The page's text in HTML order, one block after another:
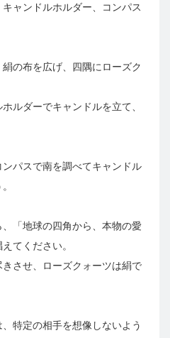
ャンドルホルダー、コンパス
の布を広げ、四隅にローズク
ルダーでキャンドルを立て、
パスで南を調べてキャンドル
「地球の四角から、本物の愛
てください。
させ、ローズクォーツは絹で
特定の相手を想像しないよう